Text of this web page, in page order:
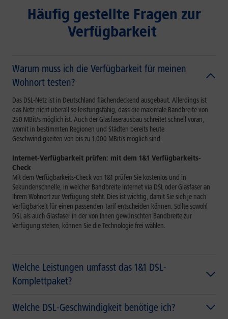
Häufig gestellte Fragen zur
Verfügbarkeit
Warum muss ich die Verfügbarkeit für meinen
Wohnort testen?
Das DSL-Netz ist in Deutschland flächendeckend ausgebaut. Allerdings ist
das Netz nicht überall so leistungsfähig, dass die maximale Bandbreite von
250 MBit/s möglich ist. Auch der Glasfaserausbau schreitet schnell voran,
womit in bestimmten Regionen und Städten bereits heute
Geschwindigkeiten von bis zu 1.000 MBit/s möglich sind.
Internet-Verfügbarkeit prüfen: mit dem 1&1 Verfügbarkeits-
Check
Mit dem Verfügbarkeits-Check von 1&1 prüfen Sie kostenlos und in
Sekundenschnelle, in welcher Bandbreite Internet via DSL oder Glasfaser an
Ihrem Wohnort zur Verfügung steht. Dies ist wichtig, damit Sie sich je nach
Verfügbarkeit für einen passenden Tarif entscheiden können. Sollte sowohl
DSL als auch Glasfaser in der von Ihnen gewünschten Bandbreite zur
Verfügung stehen, können Sie die Technologie frei wählen.
Welche Leistungen umfasst das 1&1 DSL-
Komplettpaket?
Welche DSL-Geschwindigkeit benötige ich?